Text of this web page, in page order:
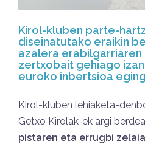
Kirol-kluben parte-
diseinatutako eraikin
azalera erabilgarriaren
zertxobait gehiago
euroko inbertsioa
Kirol-kluben lehiaketa-
Getxo Kirolak-ek argi
pistaren eta errugbi